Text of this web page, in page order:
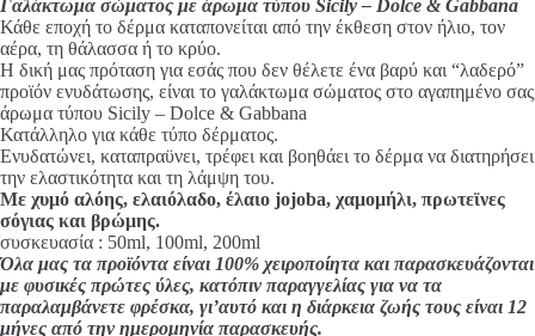
Γαλάκτωμα σώματος με άρωμα τύπου Sicily – Dolce & Gabbana
Κάθε εποχή το δέρμα καταπονείται από την έκθεση στον ήλιο, τον
αέρα, τη θάλασσα ή το κρύο.
Η δική μας πρόταση για εσάς που δεν θέλετε ένα βαρύ και “λαδερό”
προϊόν ενυδάτωσης, είναι το γαλάκτωμα σώματος στο αγαπημένο σας
άρωμα τύπου Sicily – Dolce & Gabbana
Κατάλληλο για κάθε τύπο δέρματος.
Ενυδατώνει, καταπραϋνει, τρέφει και βοηθάει το δέρμα να διατηρήσει
την ελαστικότητα και τη λάμψη του.
Με χυμό αλόης, ελαιόλαδο, έλαιο jojoba, χαμομήλι, πρωτεϊνες
σόγιας και βρώμης.
συσκευασία : 50ml, 100ml, 200ml
Όλα μας τα προϊόντα είναι 100% χειροποίητα και παρασκευάζονται
με φυσικές πρώτες ύλες, κατόπιν παραγγελίας για να τα
παραλαμβάνετε φρέσκα, γι’αυτό και η διάρκεια ζωής τους είναι 12
μήνες από την ημερομηνία παρασκευής.